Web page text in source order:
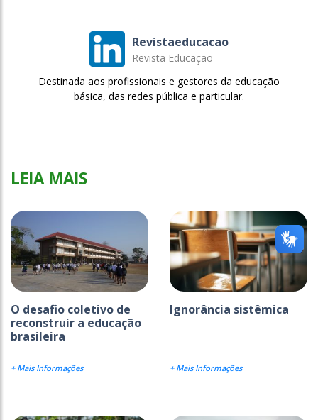
Revistaeducacao
Revista Educação
Destinada aos profissionais e gestores da educação
básica, das redes pública e particular.
LEIA MAIS
O desafio coletivo de
reconstruir a educação
brasileira
+ Mais Informações
Ignorância sistêmica
+ Mais Informações